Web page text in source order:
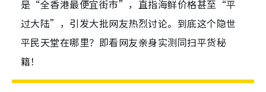
是“全香港最便宜街市”，直指海鲜价格甚至“平
过大陆”，引发大批网友热烈讨论。到底这个隐世
平民天堂在哪里？即看网友亲身实测同扫平货秘
籍！